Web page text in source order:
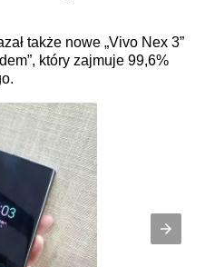
także nowe „Vivo Nex 3”
który zajmuje 99,6%